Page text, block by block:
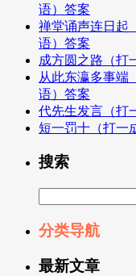
语）答案
禅堂诵声连日起
语）答案
成方圆之路（打
从此东瀛多事端
语）答案
代先生发言（打
短一罚十（打一
搜索
分类导航
最新文章